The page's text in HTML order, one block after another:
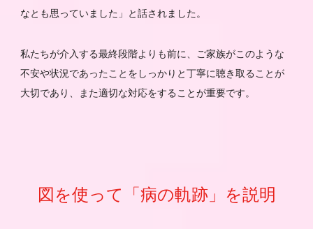
なとも思っていました」と話されました。
私たちが介入する最終段階よりも前に、ご家族がこのような
不安や状況であったことをしっかりと丁寧に聴き取ることが
大切であり、また適切な対応をすることが重要です。
図を使って「病の軌跡」を説明